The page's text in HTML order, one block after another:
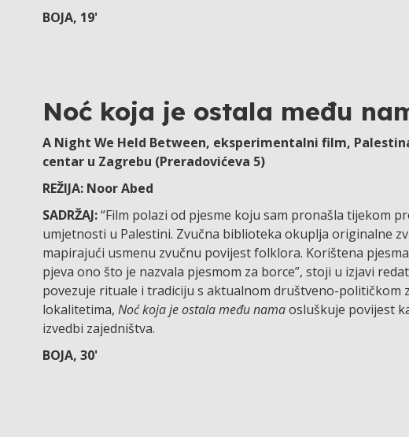
BOJA, 19'
Noć koja je ostala među
A Night We Held Between, eksperimentalni film,
centar u Zagrebu (Preradovićeva 5)
REŽIJA: Noor Abed
SADRŽAJ:“Film polazi od pjesme koju sam pronašla tijekom
umjetnosti u Palestini. Zvučna biblioteka okuplja originalne
mapirajući usmenu zvučnu povijest folklora. Korištena
pjeva ono što je nazvala pjesmom za borce”, stoji u izjavi
povezuje rituale i tradiciju s aktualnom društveno-političkom
lokalitetima, Noć koja je ostala među namaosluškuje povijest
izvedbi zajedništva.
BOJA, 30'